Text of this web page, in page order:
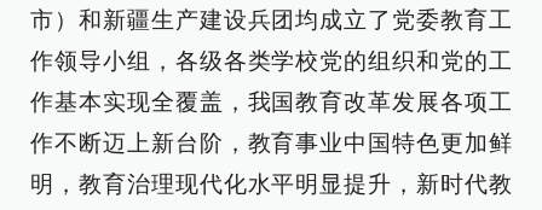
市）和新疆生产建设兵团均成立了党委教育工
作领导小组，各级各类学校党的组织和党的工
作基本实现全覆盖，我国教育改革发展各项工
作不断迈上新台阶，教育事业中国特色更加鲜
明，教育治理现代化水平明显提升，新时代教